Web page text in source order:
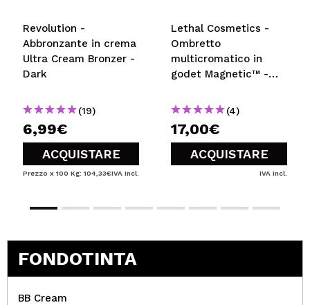
Revolution -
Abbronzante in crema
Ultra Cream Bronzer -
Dark
(19)
6,99€
ACQUISTARE
Prezzo x 100 Kg: 104,33€IVA Incl.
Lethal Cosmetics -
Ombretto
multicromatico in
godet Magnetic™ -
(4)
17,00€
ACQUISTARE
IVA Incl.
FONDOTINTA
BB Cream